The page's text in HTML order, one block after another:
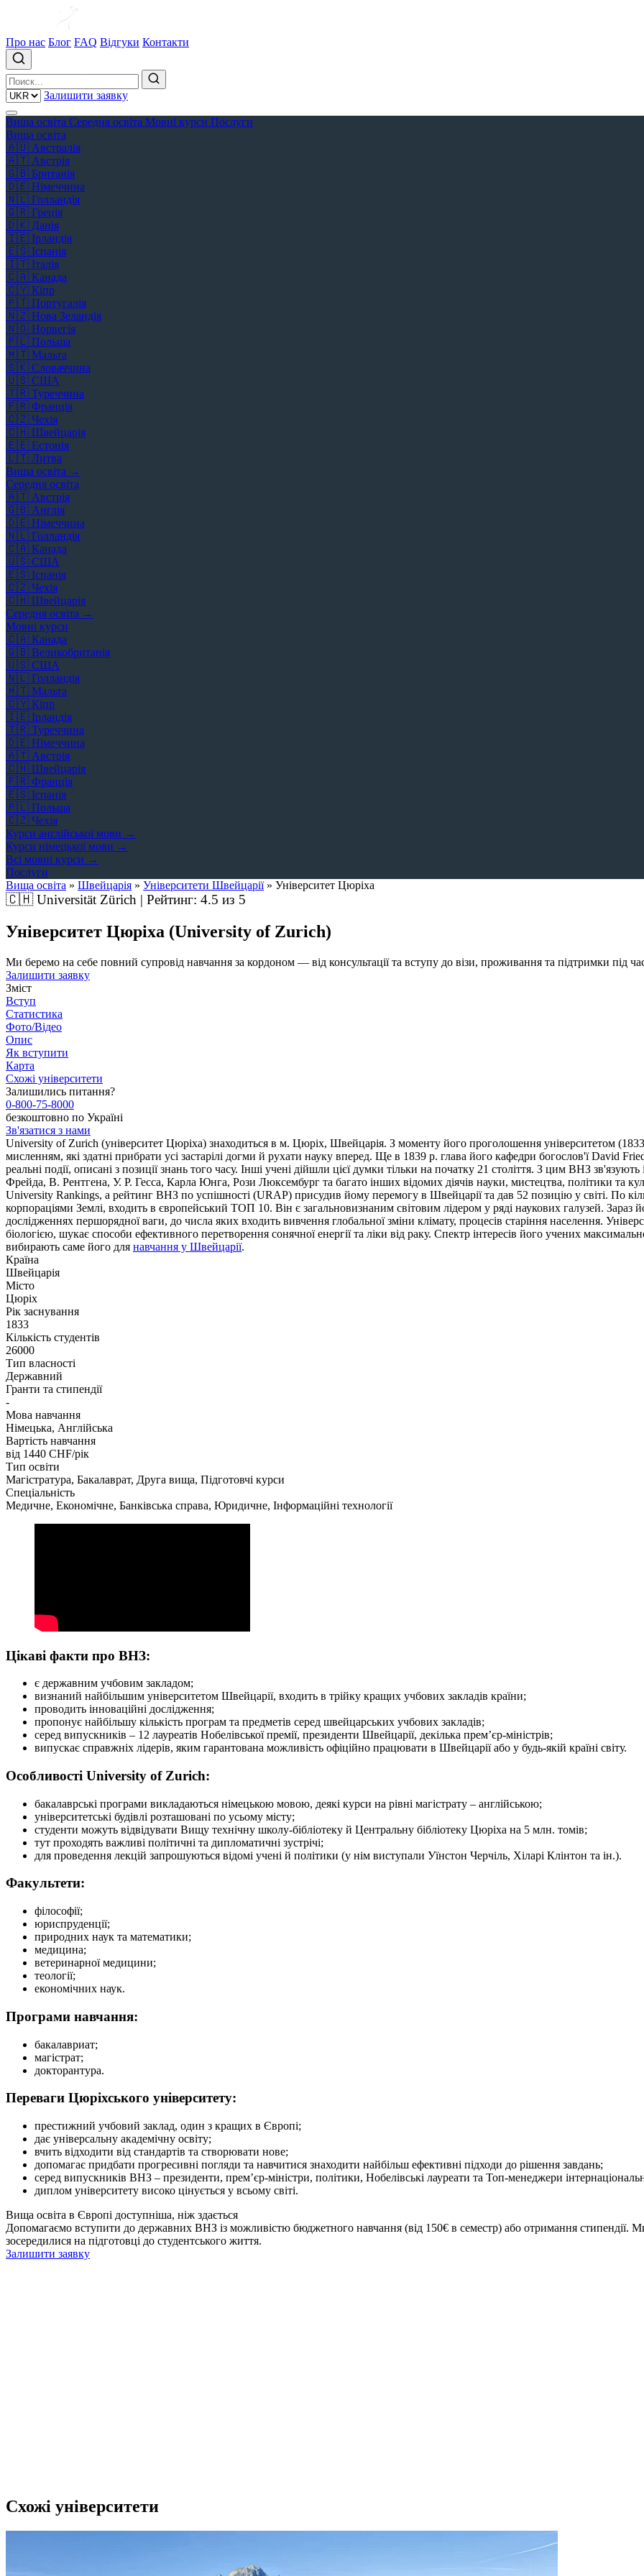
Про нас Блог FAQ Відгуки Контакти
Залишити заявку
Вища освіта Середня освіта Мовні курси Послуги
Вища освіта
🇦🇺 Австралія
🇦🇹 Австрія
🇬🇧 Британія
🇩🇪 Німеччина
🇳🇱 Голландія
🇬🇷 Греція
🇩🇰 Данія
🇮🇪 Ірландія
🇪🇸 Іспанія
🇮🇹 Італія
🇨🇦 Канада
🇨🇾 Кіпр
🇵🇹 Португалія
🇳🇿 Нова Зеландія
🇳🇴 Норвегія
🇵🇱 Польща
🇲🇹 Мальта
🇸🇰 Словаччина
🇺🇸 США
🇹🇷 Туреччина
🇫🇷 Франція
🇨🇿 Чехія
🇨🇭 Швейцарія
🇪🇪 Естонія
🇱🇹 Литва
Вища освіта →
Середня освіта
🇦🇹 Австрія
🇬🇧 Англія
🇩🇪 Німеччина
🇳🇱 Голландія
🇨🇦 Канада
🇺🇸 США
🇪🇸 Іспанія
🇨🇿 Чехія
🇨🇭 Швейцарія
Середня освіта →
Мовні курси
🇨🇦 Канада
🇬🇧 Великобританія
🇺🇸 США
🇳🇱 Голландія
🇲🇹 Мальта
🇨🇾 Кіпр
🇮🇪 Ірландія
🇹🇷 Туреччина
🇩🇪 Німеччина
🇦🇹 Австрія
🇨🇭 Швейцарія
🇫🇷 Франція
🇪🇸 Іспанія
🇵🇱 Польща
🇨🇿 Чехія
Курси англійської мови →
Курси німецької мови →
Всі мовні курси →
Послуги
Вища освіта » Швейцарія » Університети Швейцарії» Університет Цюріха
🇨🇭Universität Zürich | Рейтинг: 4.5 из 5
Університет Цюріха (University of Zurich)
Ми беремо на себе повний супровід навчання за кордоном — від консультації та вступу до візи, проживання та підтримки під
Залишити заявку
Зміст
Вступ
Статистика
Фото/Відео
Опис
Як вступити
Карта
Схожі університети
Залишились питання?
0-800-75-8000
безкоштовно по Україні
Зв'язатися з нами
University of Zurich (університет Цюріха) знаходиться в м. Цюріх, Швейцарія. З моменту його проголошення університетом
мисленням, які здатні прибрати усі застарілі догми й рухати науку вперед. Ще в 1839 р. глава його кафедри богослов'ї David
реальні події, описані з позиції знань того часу. Інші учені дійшли цієї думки тільки на початку 21 століття. З цим ВНЗ
Фрейда, В. Рентгена, У. Р. Гесса, Карла Юнга, Рози Люксембург та багато інших відомих діячів науки, мистецтва, політики та
University Rankings, а рейтинг ВНЗ по успішності (URAP) присудив йому перемогу в Швейцарії та дав 52 позицію у світі. По
корпораціями Землі, входить в європейський ТОП 10. Він є загальновизнаним світовим лідером у ряді наукових галузей. Зараз
дослідженнях першорядної ваги, до числа яких входить вивчення глобальної зміни клімату, процесів старіння населення.
біологією, шукає способи ефективного перетворення сонячної енергії та ліки від раку. Спектр інтересів його учених
вибирають саме його для навчання у Швейцарії.
Країна
Швейцарія
Місто
Цюріх
Рік заснування
1833
Кількість студентів
26000
Тип власності
Державний
Гранти та стипендії
-
Мова навчання
Німецька, Англійська
Вартість навчання
від 1440 CHF/рік
Тип освіти
Магістратура, Бакалаврат, Друга вища, Підготовчі курси
Спеціальність
Медичне, Економічне, Банківська справа, Юридичне, Інформаційні технології
Цікаві факти про ВНЗ:
є державним учбовим закладом;
визнаний найбільшим університетом Швейцарії, входить в трійку кращих учбових закладів країни;
проводить інноваційні дослідження;
пропонує найбільшу кількість програм та предметів серед швейцарських учбових закладів;
серед випускників – 12 лауреатів Нобелівської премії, президенти Швейцарії, декілька прем’єр-міністрів;
випускає справжніх лідерів, яким гарантована можливість офіційно працювати в Швейцарії або у будь-якій країні світу.
Особливості University of Zurich:
бакалаврські програми викладаються німецькою мовою, деякі курси на рівні магістрату – англійською;
університетські будівлі розташовані по усьому місту;
студенти можуть відвідувати Вищу технічну школу-бібліотеку й Центральну бібліотеку Цюріха на 5 млн. томів;
тут проходять важливі політичні та дипломатичні зустрічі;
для проведення лекцій запрошуються відомі учені й політики (у нім виступали Уїнстон Черчіль, Хіларі Клінтон та ін.).
Факультети:
філософії;
юриспруденції;
природних наук та математики;
медицина;
ветеринарної медицини;
теології;
економічних наук.
Програми навчання:
бакалавриат;
магістрат;
докторантура.
Переваги Цюріхського університету:
престижний учбовий заклад, один з кращих в Європі;
дає універсальну академічну освіту;
вчить відходити від стандартів та створювати нове;
допомагає придбати прогресивні погляди та навчитися знаходити найбільш ефективні підходи до рішення завдань;
серед випускників ВНЗ – президенти, прем’єр-міністри, політики, Нобелівські лауреати та Топ-менеджери
диплом університету високо цінується у всьому світі.
Вища освіта в Європі доступніша, ніж здається
Допомагаємо вступити до державних ВНЗ із можливістю бюджетного навчання (від 150€ в семестр) або отримання стипендії.
зосередилися на підготовці до студентського життя.
Залишити заявку
Схожі університети